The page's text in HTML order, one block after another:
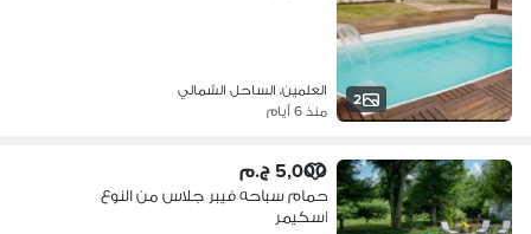
2
العلمين، الساحل الشمالي
منذ 6 أيام
5,000 ج.م
حمام سباحه فيبر جلاس من النوع
اسكيمر